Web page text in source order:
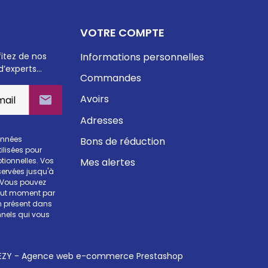
de nos

pour
Vos
jusqu'à
pouvez
moment par
présent dans
qui vous
VOTRE COMPTE
Informations personnelles
Commandes
Avoirs
Adresses
Bons de réduction
Mes alertes
- Agence web e-commerce Prestashop